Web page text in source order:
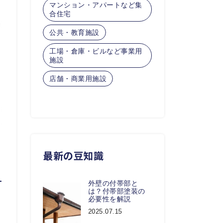
マンション・アパートなど集
合住宅
公共・教育施設
工場・倉庫・ビルなど事業用
施設
店舗・商業用施設
最新の豆知識
外壁の付帯部と
は？付帯部塗装の
必要性を解説
2025.07.15